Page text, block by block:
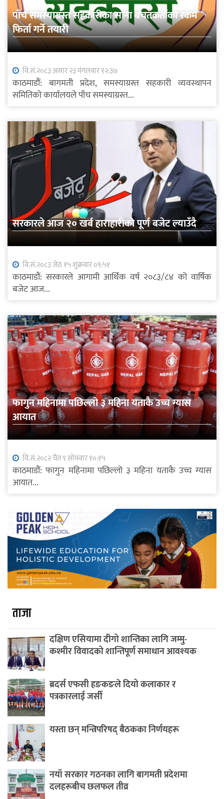
पाँच समस्याग्रस्त सहकारीका साना बचतकर्ताको रकम
फिर्ता गर्ने तयारी
वि.सं.२०८३ असार २३ मंगलवार १२:३७
काठमाडौं: बागमती प्रदेश, समस्याग्रस्त सहकारी व्यवस्थापन
समितिको कार्यालयले पाँच समस्याग्रस्त...
सरकारले आज २० खर्ब हाराहारीको पूर्ण बजेट ल्याउँदै
वि.सं.२०८३ जेठ १५ शुक्रवार ०९:५१
काठमाडौं: सरकारले आगामी आर्थिक वर्ष २०८३/८४ को वार्षिक
बजेट आज...
फागुन महिनामा पछिल्लो ३ महिना यताकै उच्च ग्यास
आयात
वि.सं.२०८२ चैत ९ सोमवार १०:१५
काठमाडौं: फागुन महिनामा पछिल्लो ३ महिना यताकै उच्च ग्यास
आयात...
ताजा
दक्षिण एसियामा दीगो शान्तिका लागि जम्मु-
कश्मीर विवादको शान्तिपूर्ण समाधान आवश्यक
ब्रदर्स एफसी हङकङले दियो कलाकार र
पत्रकारलाई जर्सी
यस्ता छन् मन्त्रिपरिषद् बैठकका निर्णयहरू
नयाँ सरकार गठनका लागि बागमती प्रदेशमा
दलहरूबीच छलफल तीव्र